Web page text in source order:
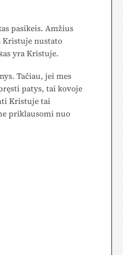
pasikeis. Amžius
Kristuje nustato
yra Kristuje.
Tačiau, jei mes
patys, tai kovoje
Kristuje tai
priklausomi nuo